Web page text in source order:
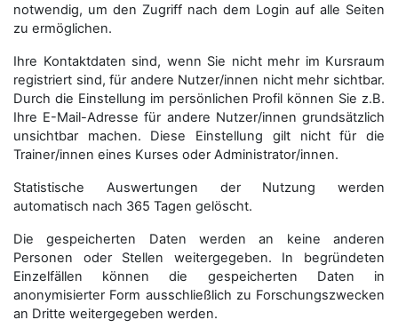
notwendig, um den Zugriff nach dem Login auf alle Seiten
zu ermöglichen.
Ihre Kontaktdaten sind, wenn Sie nicht mehr im Kursraum
registriert sind, für andere Nutzer/innen nicht mehr sichtbar.
Durch die Einstellung im persönlichen Profil können Sie z.B.
Ihre E-Mail-Adresse für andere Nutzer/innen grundsätzlich
unsichtbar machen. Diese Einstellung gilt nicht für die
Trainer/innen eines Kurses oder Administrator/innen.
Statistische Auswertungen der Nutzung werden
automatisch nach 365 Tagen gelöscht.
Die gespeicherten Daten werden an keine anderen
Personen oder Stellen weitergegeben. In begründeten
Einzelfällen können die gespeicherten Daten in
anonymisierter Form aus­schließ­lich zu Forschungszwecken
an Dritte weitergegeben werden.